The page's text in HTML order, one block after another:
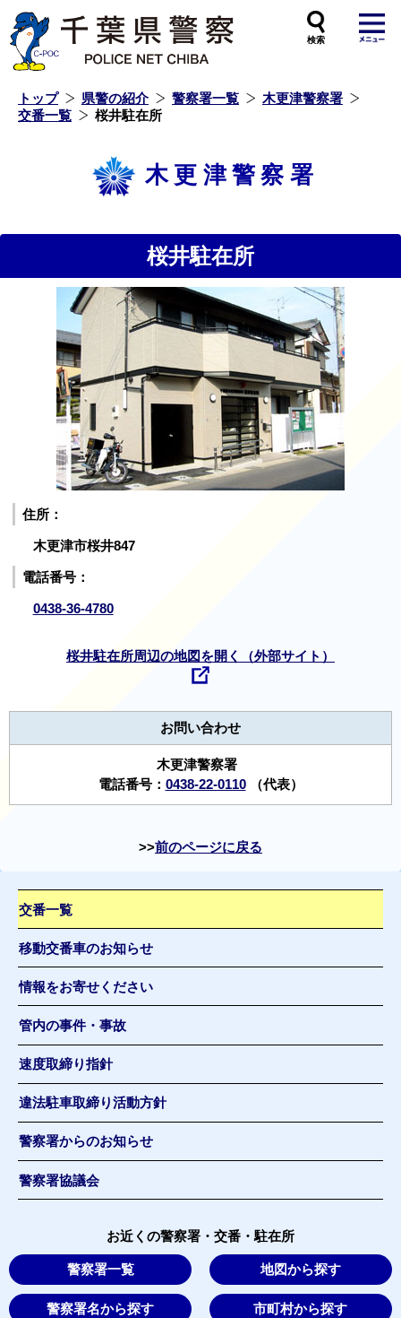
トップ 県警の紹介 警察署一覧
木更津警察署
交番一覧
桜井駐在所
木更津警察署
桜井駐在所
住所：
木更津市桜井847
電話番号：
0438-36-4780
桜井駐在所周辺の地図を開く（外部サイト）
お問い合わせ
木更津警察署
電話番号： 0438-22-0110（代表）
前のページに戻る
交番一覧
移動交番車のお知らせ
情報をお寄せください
管内の事件・事故
速度取締り指針
違法駐車取締り活動方針
警察署からのお知らせ
警察署協議会
お近くの警察署・交番・駐在所
警察署一覧 地図から探す
警察署名から探す 市町村から探す